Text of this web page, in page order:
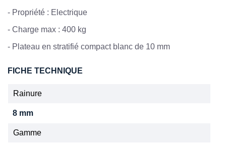
- Propriété : Electrique
- Charge max : 400 kg
- Plateau en stratifié compact blanc de 10 mm
FICHE TECHNIQUE
Rainure
8 mm
Gamme